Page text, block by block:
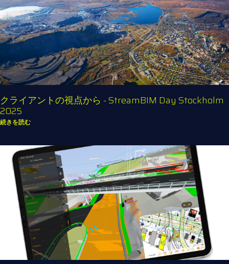
クライアントの視点から - StreamBIM Day Stockholm
2025
続きを読む